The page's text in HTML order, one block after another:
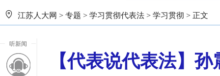
江苏人大网 > 专题 > 学习贯彻代表法 > 学习贯彻 > 正文
听新闻
【代表说代表法】